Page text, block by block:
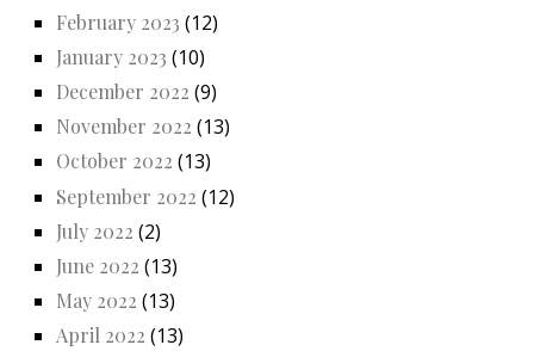
February 2023 (12)
January 2023 (10)
December 2022 (9)
November 2022 (13)
October 2022 (13)
September 2022 (12)
July 2022 (2)
June 2022 (13)
May 2022 (13)
April 2022 (13)